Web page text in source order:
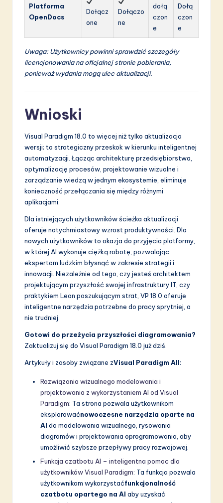
Platforma
OpenDocs
Dołącz
one
Dołączo
ne
dołą
czon
e
Dołą
czon
e
Uwaga: Użytkownicy powinni sprawdzić szczegóły
licencjonowania na oficjalnej stronie pobierania,
ponieważ wydania mogą ulec aktualizacji.
Wnioski
Visual Paradigm 18.0 to więcej niż tylko aktualizacja
wersji; to strategiczny przeskok w kierunku inteligentnej
automatyzacji. Łącząc architekturę przedsiębiorstwa,
optymalizację procesów, projektowanie wizualne i
zarządzanie wiedzą w jednym ekosystemie, eliminuje
konieczność przełączania się między różnymi
aplikacjami.
Dla istniejących użytkowników ścieżka aktualizacji
oferuje natychmiastowy wzrost produktywności. Dla
nowych użytkowników to okazja do przyjęcia platformy,
w której AI wykonuje ciężką robotę, pozwalając
ekspertom ludzkim błysnąć w zakresie strategii i
innowacji. Niezależnie od tego, czy jesteś architektem
projektującym przyszłość swojej infrastruktury IT, czy
praktykiem Lean poszukującym strat, VP 18.0 oferuje
inteligentne narzędzia potrzebne do pracy sprytniej, a
nie trudniej.
Gotowi do przeżycia przyszłości diagramowania?
Zaktualizuj się do Visual Paradigm 18.0 już dziś.
Artykuły i zasoby związane zVisual Paradigm AII:
Rozwiązania wizualnego modelowania i
projektowania z wykorzystaniem AI od Visual
Paradigm: Ta strona pozwala użytkownikom
eksplorowaćnowoczesne narzędzia oparte na
AI do modelowania wizualnego, rysowania
diagramów i projektowania oprogramowania, aby
umożliwić szybsze przepływy pracy rozwojowej.
Funkcja czatbotu AI – inteligentna pomoc dla
użytkowników Visual Paradigm: Ta funkcja pozwala
użytkownikom wykorzystaćfunkcjonalność
czatbotu opartego na AI aby uzyskać